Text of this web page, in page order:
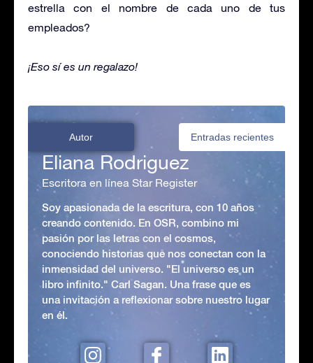
estrella con el nombre de cada uno de tus
empleados?
¡Eso sí es un regalazo!
Autor Entradas recientes
Eliana Rodriguez
Escritora en línea Star Register
Soy apasionada de la escritura, con 10 años
creando contenido. En OSR, combino mi
pasión por las letras con el cosmos,
conociendo historias que nos conectan con la
inmensidad del universo. "El universo es un
libro infinito." Carl Sagan. Una frase que es
una invitación a reflexionar sobre nuestro lugar
en él.